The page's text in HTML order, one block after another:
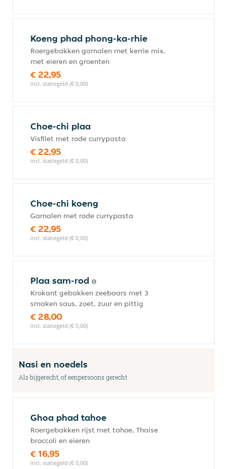
Koeng phad phong-ka-rhie
Roergebakken garnalen met kerrie mix,
met eieren en groenten
€ 22,95
incl. statiegeld (€ 0,00)
Choe-chi plaa
Visfilet met rode currypasta
€ 22,95
incl. statiegeld (€ 0,00)
Choe-chi koeng
Garnalen met rode currypasta
€ 22,95
incl. statiegeld (€ 0,00)
Plaa sam-rod
Krokant gebakken zeebaars met 3
smaken saus, zoet, zuur en pittig
€ 28,00
incl. statiegeld (€ 0,00)
Nasi en noedels
Als bijgerecht, of eenpersoons gerecht
Ghoa phad tahoe
Roergebakken rijst met tahoe, Thaise
broccoli en eieren
€ 16,95
incl. statiegeld (€ 0,00)